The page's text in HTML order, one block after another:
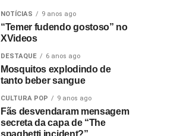
NOTÍCIAS 9 anos ago
“Temer fudendo gostoso” no
XVideos
DESTAQUE 6 anos ago
Mosquitos explodindo de
tanto beber sangue
CULTURA POP 9 anos ago
Fãs desvendaram mensagem
secreta da capa de “The
spaghetti incident?”